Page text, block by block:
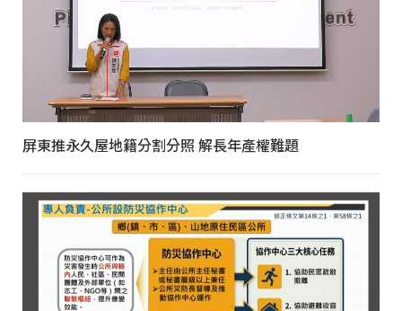
屏東推永久屋地籍分割分照 解長年產權難題